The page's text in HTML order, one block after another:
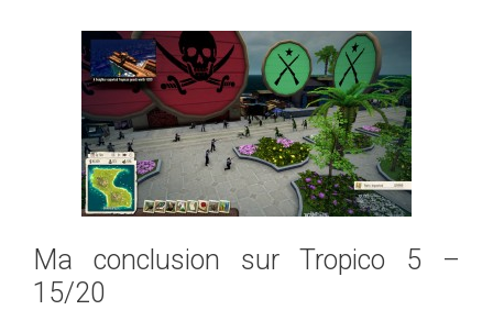
Ma conclusion sur Tropico 5 –
15/20